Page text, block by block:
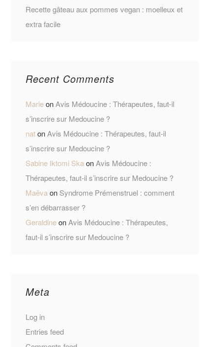
Recette gâteau aux pommes vegan : moelleux et
extra facile
Recent Comments
MarieonAvis Médoucine : Thérapeutes, faut-il
s’inscrire sur Medoucine ?
natonAvis Médoucine : Thérapeutes, faut-il
s’inscrire sur Medoucine ?
Sabine Iktomi SkaonAvis Médoucine :
Thérapeutes, faut-il s’inscrire sur Medoucine ?
Maëvaon Syndrome Prémenstruel : comment
s’en débarrasser ?
GeraldineonAvis Médoucine : Thérapeutes,
faut-il s’inscrire sur Medoucine ?
Meta
Log in
Entries feed